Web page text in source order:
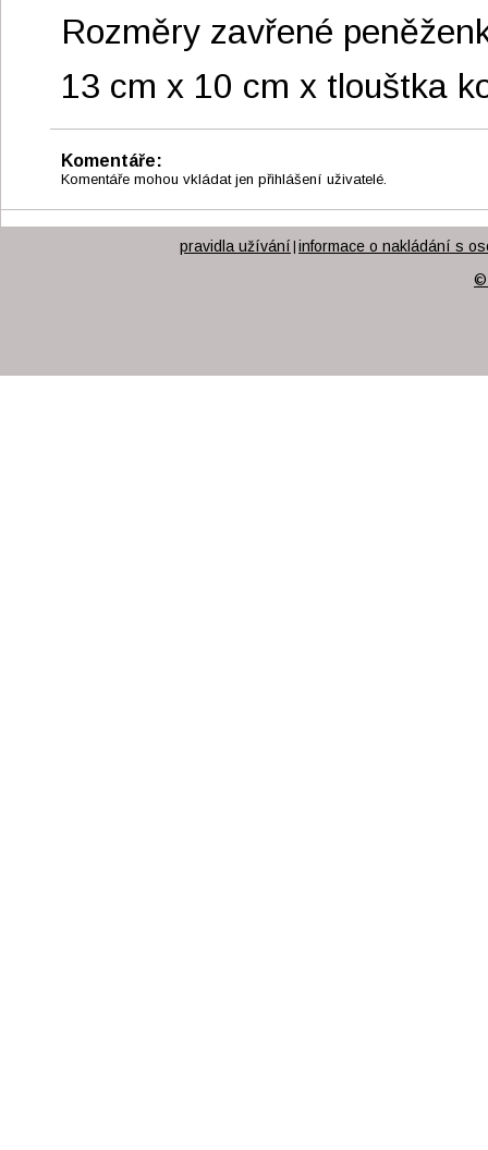
Rozměry zavřené
13 cm x 10 cm x tlouštka
Komentáře:
Komentáře mohou vkládat jen přihlášení uživatelé.
pravidla užívání | informace o nakládání s
©